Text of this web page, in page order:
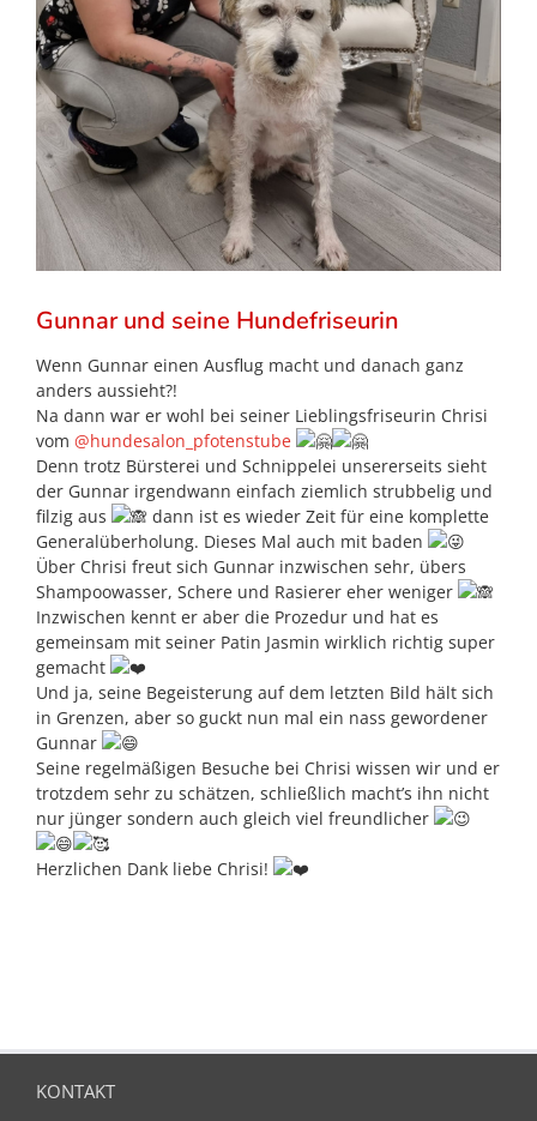
Gunnar und seine Hundefriseurin
Wenn Gunnar einen Ausflug macht und danach ganz
anders aussieht?!
Na dann war er wohl bei seiner Lieblingsfriseurin Chrisi
vom @hundesalon_pfotenstube
Denn trotz Bürsterei und Schnippelei unsererseits sieht
der Gunnar irgendwann einfach ziemlich strubbelig und
filzig aus
dann ist es wieder Zeit für eine komplette
Generalüberholung. Dieses Mal auch mit baden
Über Chrisi freut sich Gunnar inzwischen sehr, übers
Shampoowasser, Schere und Rasierer eher weniger
Inzwischen kennt er aber die Prozedur und hat es
gemeinsam mit seiner Patin Jasmin wirklich richtig super
gemacht
Und ja, seine Begeisterung auf dem letzten Bild hält sich
in Grenzen, aber so guckt nun mal ein nass gewordener
Gunnar
Seine regelmäßigen Besuche bei Chrisi wissen wir und er
trotzdem sehr zu schätzen, schließlich macht’s ihn nicht
nur jünger sondern auch gleich viel freundlicher
Herzlichen Dank liebe Chrisi!
KONTAKT